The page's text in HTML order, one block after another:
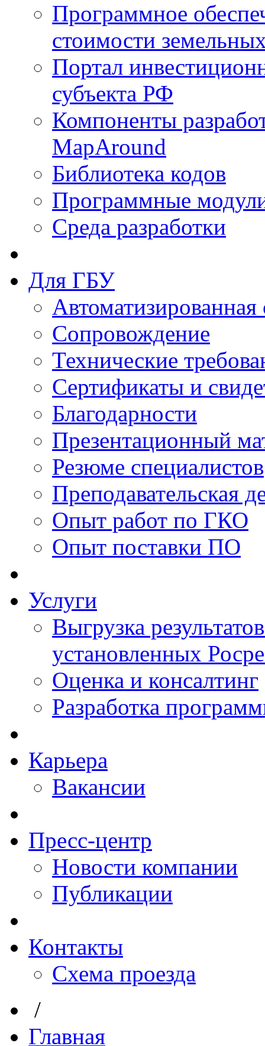
Программное
стоимости
Портал
субъекта РФ
Компоненты
MapAround
Библиотека кодов
Программные
Среда разработки
Для ГБУ
Сопровождение
Технические
Сертификаты и
Благодарности
Презентационный
Резюме специалистов
Преподавательская
Опыт работ по ГКО
Опыт поставки ПО
Услуги
Выгрузка
установленных
Оценка и консалтинг
Разработка
Карьера
Вакансии
Пресс-центр
Новости компании
Публикации
Контакты
Схема проезда
/
Главная